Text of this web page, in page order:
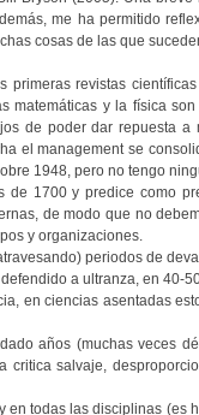
me ha permitido
cosas de las que
revistas
matemáticas y la física
de poder dar repuesta a
el management se
1948, pero no tengo
1700 y predice como
de modo que no
y organizaciones.
periodos de
a ultranza, en 40-
en ciencias asentadas
años (muchas veces
critica salvaje,
todas las disciplinas (es